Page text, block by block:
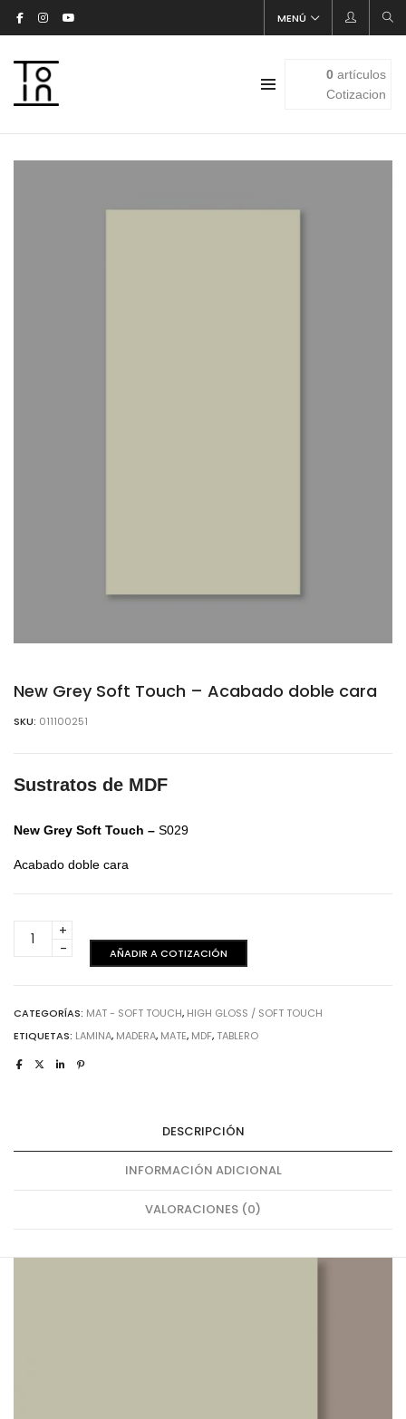
MENÚ
0artículos
Cotizacion
New Grey Soft Touch – Acabado doble cara
SKU: 011100251
Sustratos de MDF
New Grey Soft Touch – S029
Acabado doble cara
Grey
doble
cara
AÑADIR A COTIZACIÓN
CATEGORÍAS: MAT - SOFT TOUCH, HIGH GLOSS / SOFT TOUCH
ETIQUETAS: LAMINA, MADERA, MATE, MDF, TABLERO
DESCRIPCIÓN
INFORMACIÓN ADICIONAL
VALORACIONES (0)